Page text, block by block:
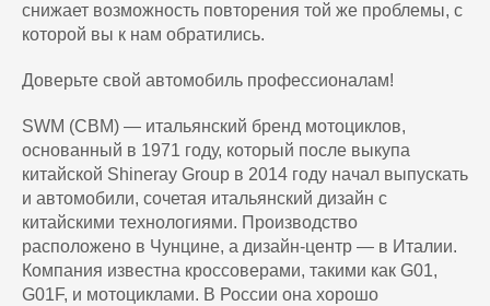
снижает возможность повторения той же проблемы, с
которой вы к нам обратились.
Доверьте свой автомобиль профессионалам!
SWM (СВМ) — итальянский бренд мотоциклов,
основанный в 1971 году, который после выкупа
китайской Shineray Group в 2014 году начал выпускать
и автомобили, сочетая итальянский дизайн с
китайскими технологиями. Производство
расположено в Чунцине, а дизайн-центр — в Италии.
Компания известна кроссоверами, такими как G01,
G01F, и мотоциклами. В России она хорошо